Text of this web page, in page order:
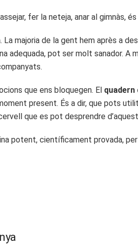
fer la neteja, anar al gimnàs,
. La majoria de la gent hem après a
adequada, pot ser molt sanador. A
que ens bloquegen. El quadern
present. És a dir, que pots
que es pot desprendre
potent, científicament provada,